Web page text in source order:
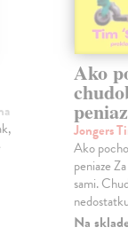
Ako
Jongers
Ako
peniaze
sami.
Na